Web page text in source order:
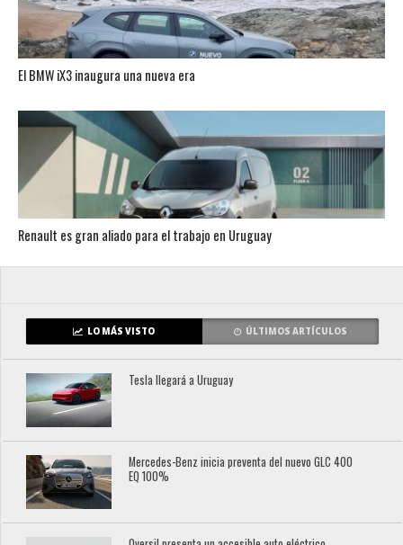
El BMW iX3 inaugura una nueva era
Renault es gran aliado para el trabajo en Uruguay
LO MÁS VISTO ÚLTIMOS ARTÍCULOS
Tesla llegará a Uruguay
Mercedes-Benz inicia preventa del nuevo GLC 400
EQ 100%